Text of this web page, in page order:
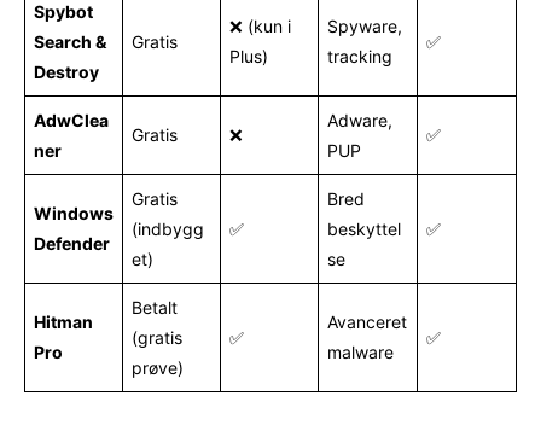
Spybot
Search &
Destroy
Gratis
❌ (kun i
Plus)
Spyware,
tracking
✅
AdwClea
ner
Gratis ❌
Adware,
PUP
✅
Windows
Defender
Gratis
(indbygg
et)
✅
Bred
beskyttel
se
✅
Hitman
Pro
Betalt
(gratis
prøve)
✅
Avanceret
malware
✅